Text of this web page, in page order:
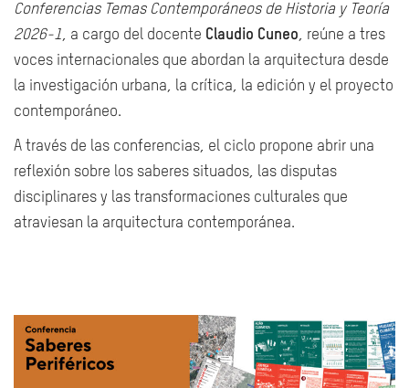
Conferencias Temas Contemporáneos de Historia y Teoría
2026-1, a cargo del docente Claudio Cuneo, reúne a tres
voces internacionales que abordan la arquitectura desde
la investigación urbana, la crítica, la edición y el proyecto
contemporáneo.
A través de las conferencias, el ciclo propone abrir una
reflexión sobre los saberes situados, las disputas
disciplinares y las transformaciones culturales que
atraviesan la arquitectura contemporánea.